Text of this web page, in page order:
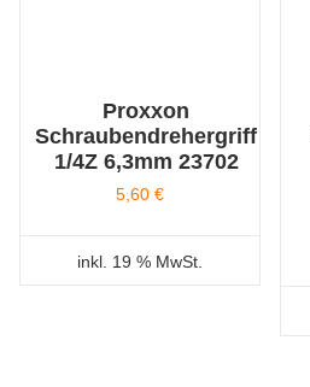
Proxxon
Schraubendrehergriff
1/4Z 6,3mm 23702
5,60 €
inkl. 19 % MwSt.